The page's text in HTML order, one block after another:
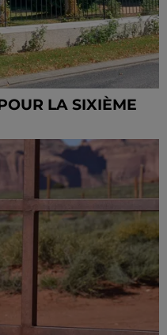
LA SIXIÈME